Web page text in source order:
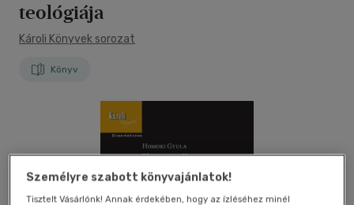
teológiája
Károli Könyvek sorozat
Könyv
Személyre szabott könyvajánlatok!
Tisztelt Vásárlónk! Annak érdekében, hogy az ízléséhez minél